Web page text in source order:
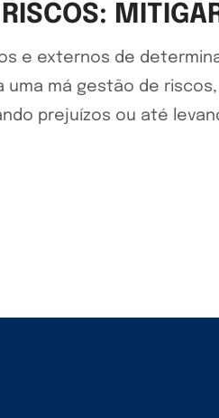
e externos de
uma má gestão de
prejuízos ou até